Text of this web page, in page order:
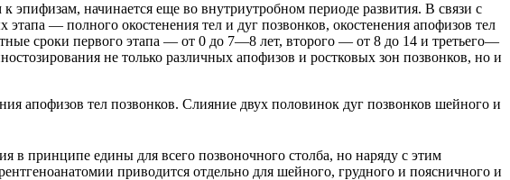
начинается еще во внутриутробном периоде развития. В связи с
— полного окостенения тел и дуг позвонков, окостенения апофизов тел
сроки первого этапа — от 0 до 7—8 лет, второго — от 8 до 14 и третьего—
не только различных апофизов и ростковых зон позвонков, но и
апофизов тел позвонков. Слияние двух половинок дуг позвонков шейного и
в принципе едины для всего позвоночного столба, но наряду с этим
приводится отдельно для шейного, грудного и поясничного и